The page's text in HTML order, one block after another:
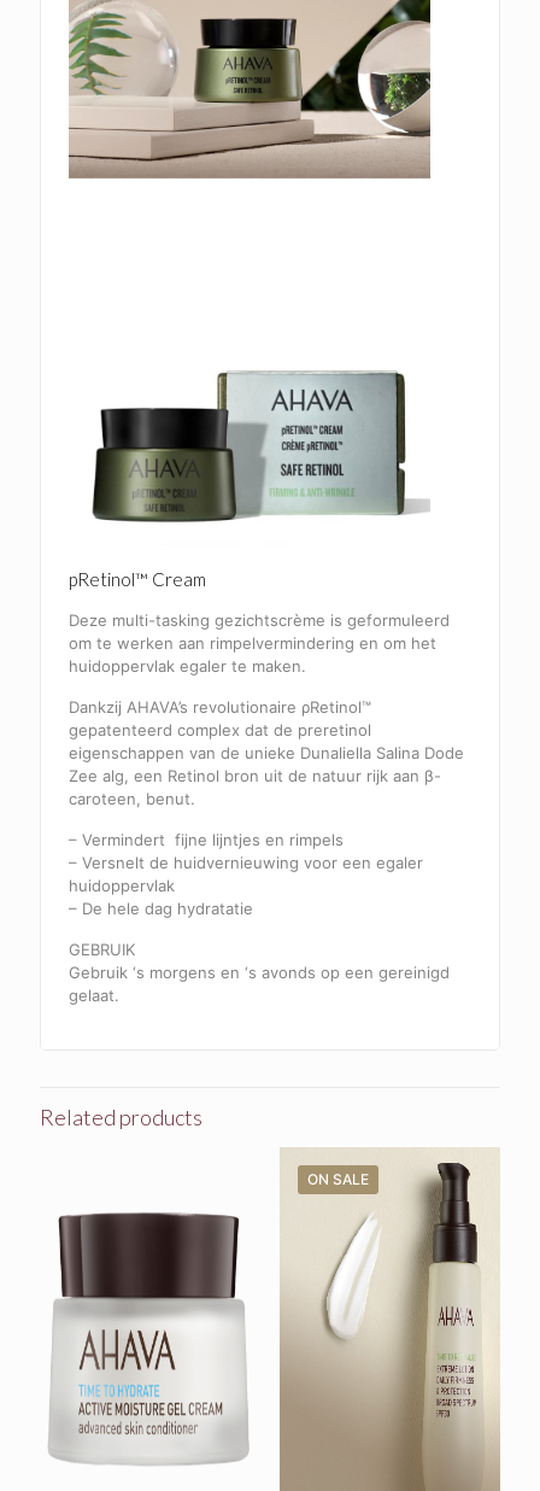
pRetinol™ Cream
Deze multi-tasking gezichtscrème is geformuleerd
om te werken aan rimpelvermindering en om het
huidoppervlak egaler te maken.
Dankzij AHAVA’s revolutionaire ρRetinol™
gepatenteerd complex dat de preretinol
eigenschappen van de unieke Dunaliella Salina Dode
Zee alg, een Retinol bron uit de natuur rijk aan β-
caroteen, benut.
– Vermindert fijne lijntjes en rimpels
– Versnelt de huidvernieuwing voor een egaler
huidoppervlak
– De hele dag hydratatie
GEBRUIK
Gebruik ‘s morgens en ‘s avonds op een gereinigd
gelaat.
Related products
ON SALE